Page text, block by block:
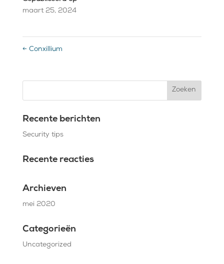
maart 25, 2024
← Conxillium
Recente berichten
Security tips
Recente reacties
Archieven
mei 2020
Categorieën
Uncategorized